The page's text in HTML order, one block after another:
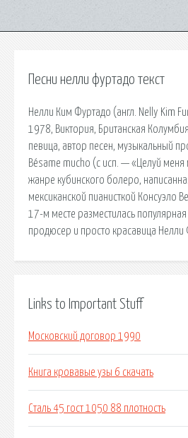
Песни нелли фуртадо текст
Нелли Ким Фуртадо (англ. Nelly Kim
1978, Виктория, Британская
певица, автор песен, музыкальный
Bésame mucho (с исп. — «Целуй
жанре кубинского болеро,
мексиканской пианисткой Консуэло
17-м месте разместилась
продюсер и просто красавица Нелли
Links to Important Stuff
Московский договор 1990
Книга кровавые узы 6 скачать
Сталь 45 гост 1050 88 плотность